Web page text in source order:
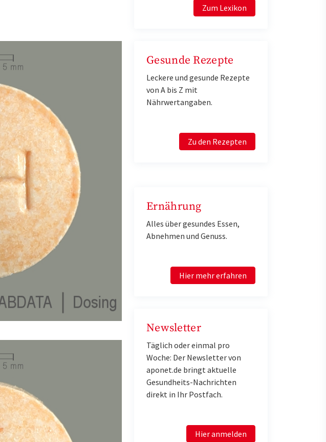
Zum Lexikon
Gesunde Rezepte
Leckere und gesunde Rezepte
von A bis Z mit
Nährwertangaben.
Zu den Rezepten
Ernährung
Alles über gesundes Essen,
Abnehmen und Genuss.
Hier mehr erfahren
Newsletter
Täglich oder einmal pro
Woche: Der Newsletter von
aponet.de bringt aktuelle
Gesundheits-Nachrichten
direkt in Ihr Postfach.
Hier anmelden